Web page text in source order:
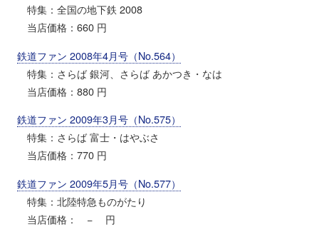
特集：全国の地下鉄 2008
当店価格：660 円
鉄道ファン 2008年4月号（No.564）
特集：さらば 銀河、さらば あかつき・なは
当店価格：880 円
鉄道ファン 2009年3月号（No.575）
特集：さらば 富士・はやぶさ
当店価格：770 円
鉄道ファン 2009年5月号（No.577）
特集：北陸特急ものがたり
当店価格： − 円